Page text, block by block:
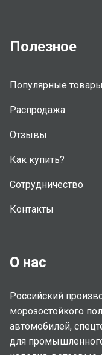
Полезное
Популярные товары
Распродажа
Отзывы
Как купить?
Сотрудничество
Контакты
О нас
Российский
морозостойкого
автомобилей,
для